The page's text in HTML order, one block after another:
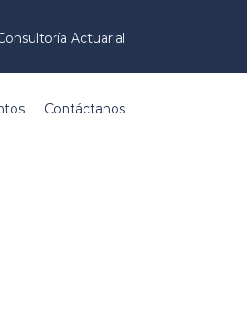
Actuarial
Contáctanos